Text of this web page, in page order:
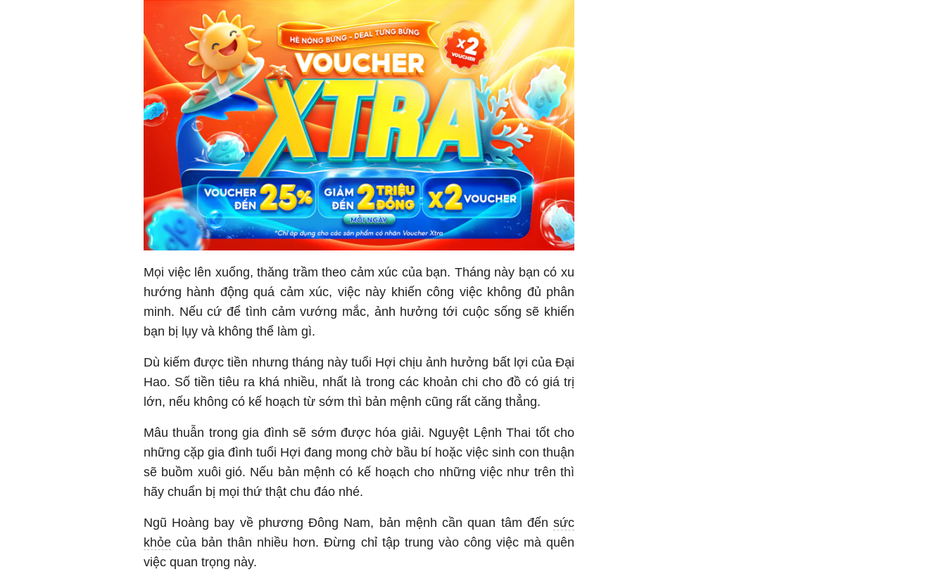
Mọi việc lên xuống, thăng trầm theo cảm xúc của bạn. Tháng này bạn có xu
hướng hành động quá cảm xúc, việc này khiến công việc không đủ phân
minh. Nếu cứ để tình cảm vướng mắc, ảnh hưởng tới cuộc sống sẽ khiến
bạn bị lụy và không thể làm gì.
Dù kiếm được tiền nhưng tháng này tuổi Hợi chịu ảnh hưởng bất lợi của Đại
Hao. Số tiền tiêu ra khá nhiều, nhất là trong các khoản chi cho đồ có giá trị
lớn, nếu không có kế hoạch từ sớm thì bản mệnh cũng rất căng thẳng.
Mâu thuẫn trong gia đình sẽ sớm được hóa giải. Nguyệt Lệnh Thai tốt cho
những cặp gia đình tuổi Hợi đang mong chờ bầu bí hoặc việc sinh con thuận
sẽ buồm xuôi gió. Nếu bản mệnh có kế hoạch cho những việc như trên thì
hãy chuẩn bị mọi thứ thật chu đáo nhé.
Ngũ Hoàng bay về phương Đông Nam, bản mệnh cần quan tâm đến sức
khỏe của bản thân nhiều hơn. Đừng chỉ tập trung vào công việc mà quên
việc quan trọng này.